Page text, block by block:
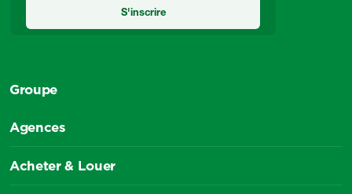
Groupe
Agences
Acheter & Louer